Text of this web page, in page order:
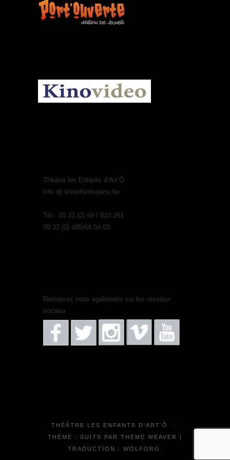
Théâtre les Enfants d’Art’Ô
info @ lesenfantsdarto.be
Tél : 00.32 (0) 69 / 810.261
00.32 (0) 495/68.04.03
Retrouvez nous également sur les réseaux
sociaux
THÉÂTRE LES ENFANTS D’ART’Ô
·
THÈME : SUITS PAR THEME WEAVER
|
TRADUCTION : WOLFORG